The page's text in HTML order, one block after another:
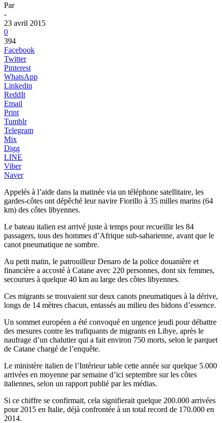
Par
-
23 avril 2015
0
394
Facebook
Twitter
Pinterest
WhatsApp
Linkedin
ReddIt
Email
Print
Tumblr
Telegram
Mix
Digg
LINE
Viber
Naver
Appelés à l’aide dans la matinée via un téléphone satellitaire, les
gardes-côtes ont dépêché leur navire Fiorillo à 35 milles marins (64
km) des côtes libyennes.
Le bateau italien est arrivé juste à temps pour recueillir les 84
passagers, tous des hommes d’Afrique sub-saharienne, avant que le
canot pneumatique ne sombre.
Au petit matin, le patrouilleur Denaro de la police douanière et
financière a accosté à Catane avec 220 personnes, dont six femmes,
secourues à quelque 40 km au large des côtes libyennes.
Ces migrants se trouvaient sur deux canots pneumatiques à la dérive,
longs de 14 mètres chacun, entassés au milieu des bidons d’essence.
Un sommet européen a été convoqué en urgence jeudi pour débattre
des mesures contre les trafiquants de migrants en Libye, après le
naufrage d’un chalutier qui a fait environ 750 morts, selon le parquet
de Catane chargé de l’enquête.
Le ministère italien de l’Intérieur table cette année sur quelque 5.000
arrivées en moyenne par semaine d’ici septembre sur les côtes
italiennes, selon un rapport publié par les médias.
Si ce chiffre se confirmait, cela signifierait quelque 200.000 arrivées
pour 2015 en Italie, déjà confrontée à un total record de 170.000 en
2014.